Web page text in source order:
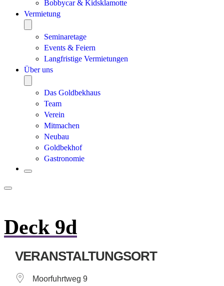
Bobbycar & Kidsklamotte
Vermietung
Seminaretage
Events & Feiern
Langfristige Vermietungen
Über uns
Das Goldbekhaus
Team
Verein
Mitmachen
Neubau
Goldbekhof
Gastronomie
Deck 9d
VERANSTALTUNGSORT
Moorfuhrtweg 9